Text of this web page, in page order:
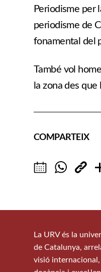
Periodisme per
periodisme de
fonamental del
També vol
la zona des
COMPARTEIX
La URV és la
de Catalunya,
visió